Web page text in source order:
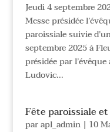
Jeudi 4 septembre
Messe présidée
paroissiale suivie
septembre 2025 à
présidée par
Ludovic...
Fête paroissiale
parapl_admin| 10